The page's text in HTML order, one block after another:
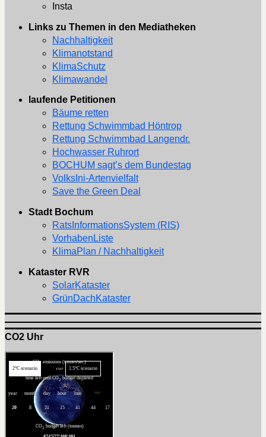
Insta
Links zu Themen in den Mediatheken
Nachhaltigkeit
Klimanotstand
KlimaSchutz
Klimawandel
laufende Petitionen
Bäume retten
Rettung Schwimmbad Höntrop
Rettung Schwimmbad Langendr.
Hochwasser Ruhrort
BOCHUM sagt’s dem Bundestag
VolksIni-Artenvielfalt
Save the Green Deal
Stadt Bochum
RatsInformationsSystem (RIS)
VorhabenListe
KlimaPlan / Nachhaltigkeit
Kataster RVR
SolarKataster
GrünDachKataster
CO2 Uhr